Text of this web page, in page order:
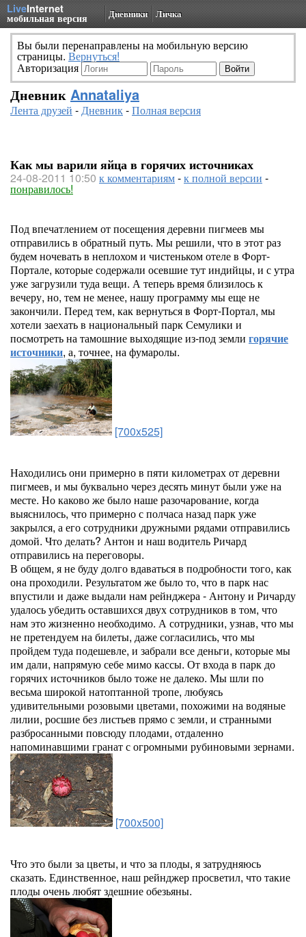
LiveInternet
мобильная версия Дневники Личка
Вы были перенаправлены на мобильную версию
страницы. Вернуться!
Авторизация
Дневник Annataliya
Лента друзей -Дневник-Полная версия
Как мы варили яйца в горячих источниках
24-08-2011 10:50 к комментариям-к полной версии -
понравилось!
Под впечатлением от посещения деревни пигмеев мы
отправились в обратный путь. Мы решили, что в этот раз
будем ночевать в неплохом и чистеньком отеле в Форт-
Портале, которые содержали осевшие тут индийцы, и с утра
уже загрузили туда вещи. А теперь время близилось к
вечеру, но, тем не менее, нашу программу мы еще не
закончили. Перед тем, как вернуться в Форт-Портал, мы
хотели заехать в национальный парк Семулики и
посмотреть на тамошние выходящие из-под земли горячие
источники, а, точнее, на фумаролы.
[700x525]
Находились они примерно в пяти километрах от деревни
пигмеев, и мы буквально через десять минут были уже на
месте. Но каково же было наше разочарование, когда
выяснилось, что примерно с полчаса назад парк уже
закрылся, а его сотрудники дружными рядами отправились
домой. Что делать? Антон и наш водитель Ричард
отправились на переговоры.
В общем, я не буду долго вдаваться в подробности того, как
она проходили. Результатом же было то, что в парк нас
впустили и даже выдали нам рейнджера - Антону и Ричарду
удалось убедить оставшихся двух сотрудников в том, что
нам это жизненно необходимо. А сотрудники, узнав, что мы
не претендуем на билеты, даже согласились, что мы
пройдем туда подешевле, и забрали все деньги, которые мы
им дали, напрямую себе мимо кассы. От входа в парк до
горячих источников было тоже не далеко. Мы шли по
весьма широкой натоптанной тропе, любуясь
удивительными розовыми цветами, похожими на водяные
лилии, росшие без листьев прямо с земли, и странными
разбросанными повсюду плодами, отдаленно
напоминавшими гранат с огромными рубиновыми зернами.
[700x500]
Что это были за цветы, и что за плоды, я затрудняюсь
сказать. Единственное, наш рейнджер просветил, что такие
плоды очень любят здешние обезьяны.